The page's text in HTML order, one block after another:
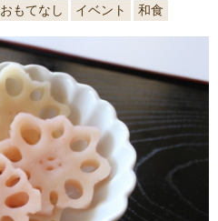
おもてなし イベント 和食